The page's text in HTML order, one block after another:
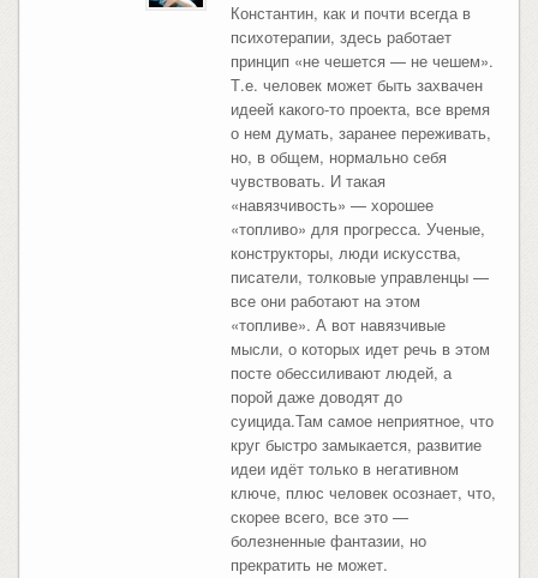
Константин, как и почти всегда в
психотерапии, здесь работает
принцип «не чешется — не чешем».
Т.е. человек может быть захвачен
идеей какого-то проекта, все время
о нем думать, заранее переживать,
но, в общем, нормально себя
чувствовать. И такая
«навязчивость» — хорошее
«топливо» для прогресса. Ученые,
конструкторы, люди искусства,
писатели, толковые управленцы —
все они работают на этом
«топливе». А вот навязчивые
мысли, о которых идет речь в этом
посте обессиливают людей, а
порой даже доводят до
суицида.Там самое неприятное, что
круг быстро замыкается, развитие
идеи идёт только в негативном
ключе, плюс человек осознает, что,
скорее всего, все это —
болезненные фантазии, но
прекратить не может.